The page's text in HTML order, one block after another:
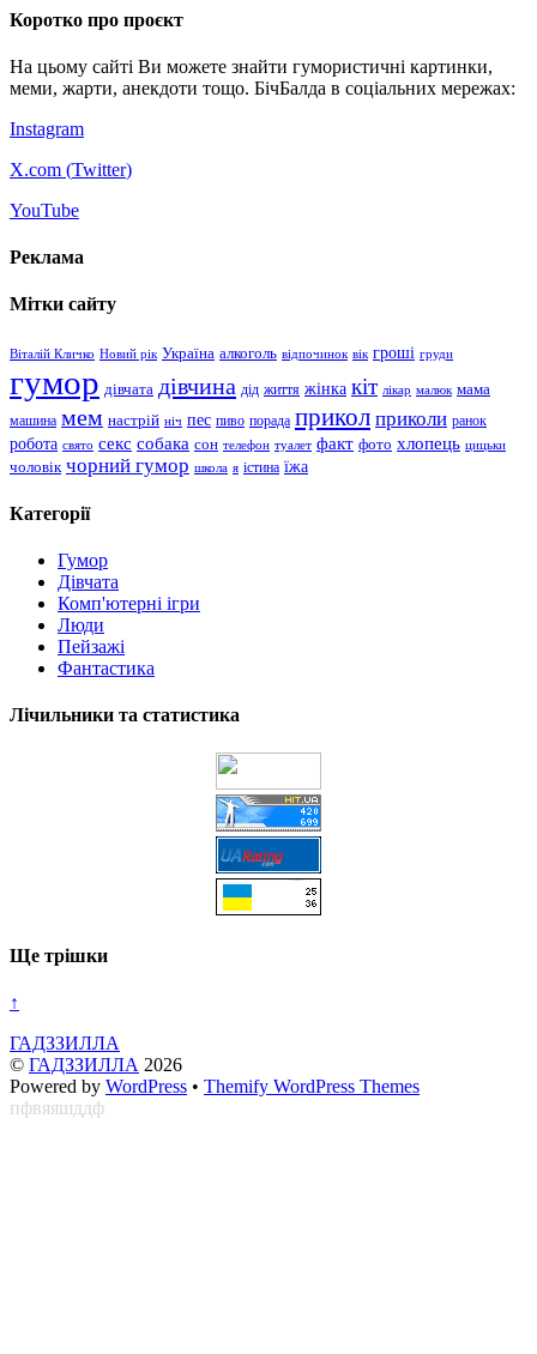
Коротко про проєкт
На цьому сайті Ви можете знайти гумористичні картинки,
меми, жарти, анекдоти тощо. БічБалда в соціальних мережах:
Instagram
X.com (Twitter)
YouTube
Реклама
Мітки сайту
Віталій Кличко Новий рік Україна алкоголь відпочинок вік гроші груди
гумор дівчата дівчина дід життя жінка кіт лікар малюк мама
машина мем настрій ніч пес пиво порада прикол приколи ранок
робота свято секс собака сон телефон туалет факт фото хлопець цицьки
чоловік чорний гумор школа я істина їжа
Категорії
Гумор
Дівчата
Комп'ютерні ігри
Люди
Пейзажі
Фантастика
Лічильники та статистика
Ще трішки
↑
ГАДЗЗИЛЛА
© ГАДЗЗИЛЛА 2026
Powered by WordPress • Themify WordPress Themes
пфвяяшддф